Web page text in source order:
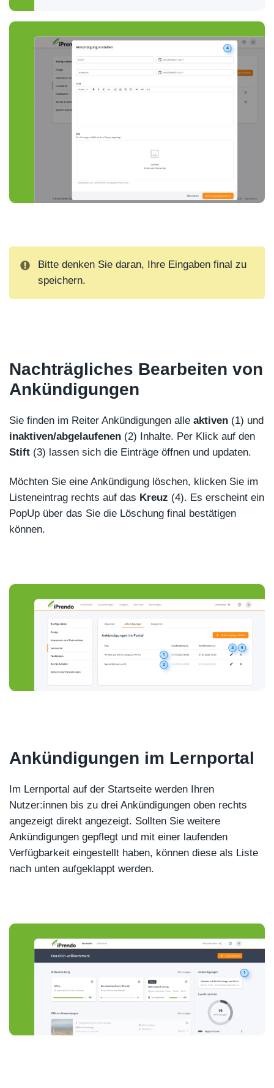
Bitte denken Sie daran, Ihre Eingaben final zu
speichern.
Nachträgliches Bearbeiten von
Ankündigungen
Sie finden im Reiter Ankündigungen alle aktiven (1) und
inaktiven/abgelaufenen (2) Inhalte. Per Klick auf den
Stift (3) lassen sich die Einträge öffnen und updaten.
Möchten Sie eine Ankündigung löschen, klicken Sie im
Listeneintrag rechts auf das Kreuz (4). Es erscheint ein
PopUp über das Sie die Löschung final bestätigen
können.
Ankündigungen im Lernportal
Im Lernportal auf der Startseite werden Ihren
Nutzer:innen bis zu drei Ankündigungen oben rechts
angezeigt direkt angezeigt. Sollten Sie weitere
Ankündigungen gepflegt und mit einer laufenden
Verfügbarkeit eingestellt haben, können diese als Liste
nach unten aufgeklappt werden.